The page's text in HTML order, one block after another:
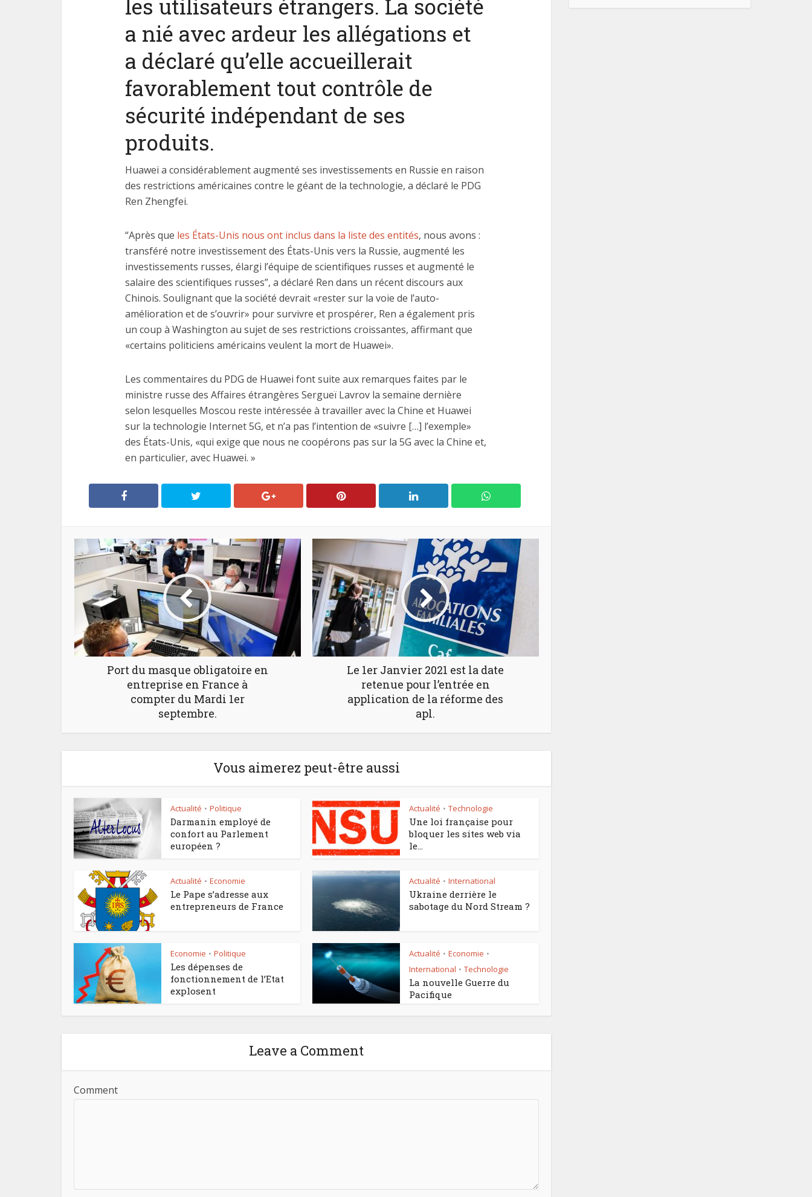
les utilisateurs étrangers. La société
a nié avec ardeur les allégations et
a déclaré qu’elle accueillerait
favorablement tout contrôle de
sécurité indépendant de ses
produits.
Huawei a considérablement augmenté ses investissements en Russie en raison
des restrictions américaines contre le géant de la technologie, a déclaré le PDG
Ren Zhengfei.
“Après que les États-Unis nous ont inclus dans la liste des entités, nous avons :
transféré notre investissement des États-Unis vers la Russie, augmenté les
investissements russes, élargi l’équipe de scientifiques russes et augmenté le
salaire des scientifiques russes”, a déclaré Ren dans un récent discours aux
Chinois. Soulignant que la société devrait «rester sur la voie de l’auto-
amélioration et de s’ouvrir» pour survivre et prospérer, Ren a également pris
un coup à Washington au sujet de ses restrictions croissantes, affirmant que
«certains politiciens américains veulent la mort de Huawei».
Les commentaires du PDG de Huawei font suite aux remarques faites par le
ministre russe des Affaires étrangères Sergueï Lavrov la semaine dernière
selon lesquelles Moscou reste intéressée à travailler avec la Chine et Huawei
sur la technologie Internet 5G, et n’a pas l’intention de «suivre […] l’exemple»
des États-Unis, «qui exige que nous ne coopérons pas sur la 5G avec la Chine et,
en particulier, avec Huawei. »
Port du masque obligatoire en
entreprise en France à
compter du Mardi 1er
septembre.
Le 1er Janvier 2021 est la date
retenue pour l’entrée en
application de la réforme des
apl.
Vous aimerez peut-être aussi
Actualité • Politique
Darmanin employé de
confort au Parlement
européen ?
Actualité • Technologie
Une loi française pour
bloquer les sites web via
le...
Actualité • Economie
Le Pape s’adresse aux
entrepreneurs de France
Actualité • International
Ukraine derrière le
sabotage du Nord Stream ?
Economie • Politique
Les dépenses de
fonctionnement de l’Etat
explosent
Actualité • Economie •
International • Technologie
La nouvelle Guerre du
Pacifique
Leave a Comment
Comment